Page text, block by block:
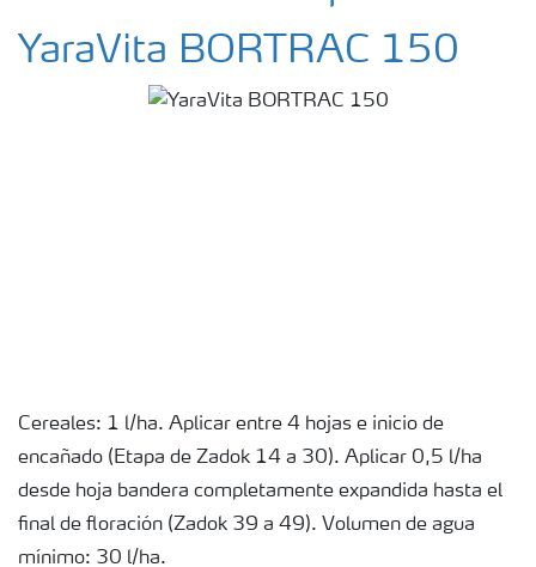
YaraVita BORTRAC 150
Cereales: 1 l/ha. Aplicar entre 4 hojas e inicio de
encañado (Etapa de Zadok 14 a 30). Aplicar 0,5 l/ha
desde hoja bandera completamente expandida hasta el
final de floración (Zadok 39 a 49). Volumen de agua
mínimo: 30 l/ha.